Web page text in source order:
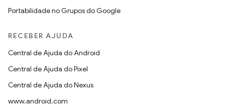
Portabilidade no Grupos do Google
RECEBER AJUDA
Central de Ajuda do Android
Central de Ajuda do Pixel
Central de Ajuda do Nexus
www.android.com